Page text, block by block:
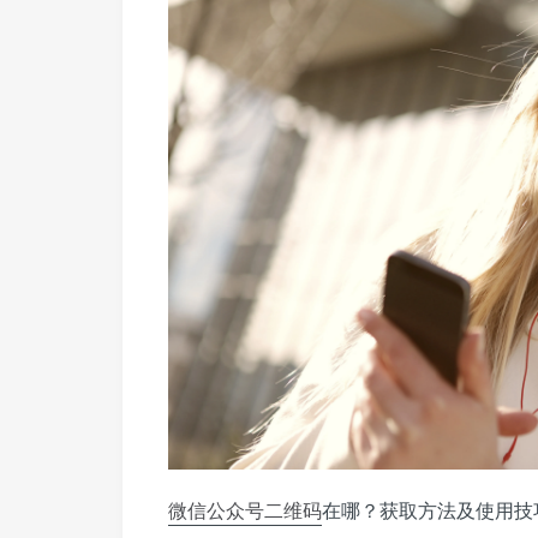
微信公众号二维码在哪？获取方法及使用技